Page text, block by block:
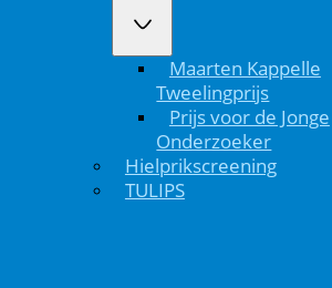
Maarten Kappelle
Tweelingprijs
Prijs voor de Jonge
Onderzoeker
Hielprikscreening
TULIPS